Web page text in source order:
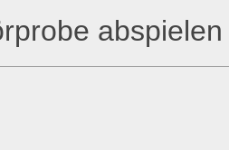
abspielen